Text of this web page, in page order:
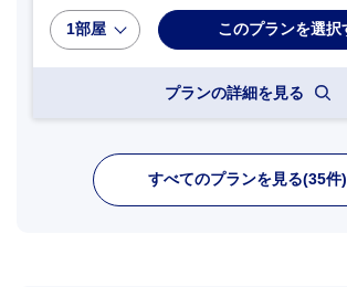
1部屋
プランの詳細を見る
すべてのプランを見る(35件)